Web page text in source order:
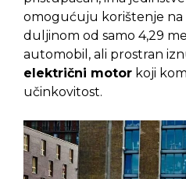
omogućuju korištenje na
duljinom od samo 4,29
automobil, ali prostran
električni motor koji
učinkovitost.